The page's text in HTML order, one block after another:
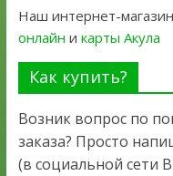
Наш интернет-
онлайн и карты Акула
Как купить?
Возник вопрос по
заказа? Просто
(в социальной сети